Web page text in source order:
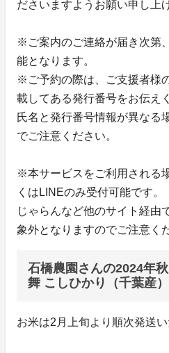
ださいますようお願い申し上
※ご案内のご連絡が届き次第
能となります。
※ご予約の際は、ご支援者様
載してある発行番号をお伝え
氏名と発行番号情報が異なる
でご注意ください。
※本サービスをご利用される
くはLINEのみ受付可能です。
じゃらんなど他のサイト経由
象外となりますのでご注意く
石橋農園さんの2024年
舞 こしひかり（千葉産
お米は2月上旬より順次発送い